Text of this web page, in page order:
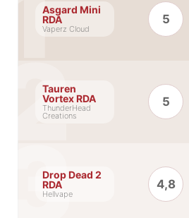
Asgard Mini
RDA
Vaperz Cloud
5
Tauren
Vortex RDA
ThunderHead
Creations
5
Drop Dead 2
RDA
Hellvape
4,8